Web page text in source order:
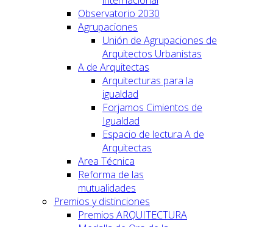
Observatorio 2030
Agrupaciones
Unión de Agrupaciones de
Arquitectos Urbanistas
A de Arquitectas
Arquitecturas para la
igualdad
Forjamos Cimientos de
Igualdad
Espacio de lectura A de
Arquitectas
Area Técnica
Reforma de las
mutualidades
Premios y distinciones
Premios ARQUITECTURA